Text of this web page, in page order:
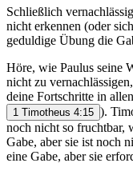
Schließlich
nicht erkennen (oder
geduldige Übung die
Höre, wie Paulus seine
nicht zu
deine Fortschritte in
1 Timotheus 4:15 ).
noch nicht so fruchtbar,
Gabe, aber sie ist noch
eine Gabe, aber sie